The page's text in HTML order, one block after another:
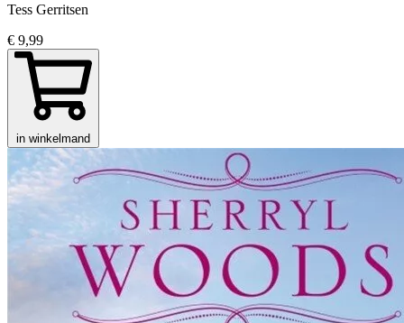
Tess Gerritsen
€ 9,99
in winkelmand